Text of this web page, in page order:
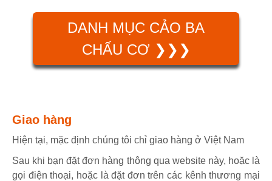
DANH MỤC CẢO BA
CHẤU CƠ ❯❯❯
Giao hàng
Hiện tại, mặc định chúng tôi chỉ giao hàng ở Việt Nam
Sau khi bạn đặt đơn hàng thông qua website này, hoặc là
gọi điện thoại, hoặc là đặt đơn trên các kênh thương mại